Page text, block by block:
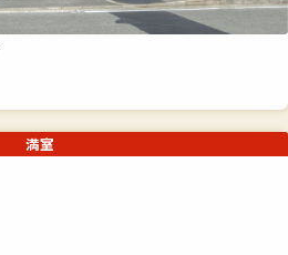
満室